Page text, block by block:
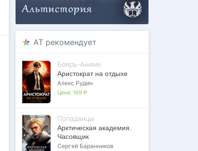
AT рекомендует
Бояръ-Аниме
Аристократ на отдыхе
Алекс Рудин
Цена: 169 ₽
Попаданцы
Арктическая академия.
Часовщик
Сергей Баранников